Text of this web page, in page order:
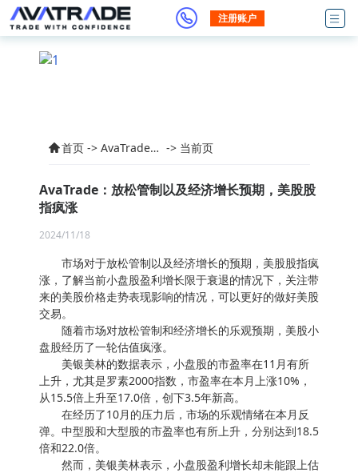
注册账户
首页 -> AvaTrade交 -> 当前页
AvaTrade：放松管制以及经济增长预期，美股股
指疯涨
2024/11/18
市场对于放松管制以及经济增长的预期，美股股指疯
涨，了解当前小盘股盈利增长限于衰退的情况下，关注带
来的美股价格走势表现影响的情况，可以更好的做好美股
交易。
随着市场对放松管制和经济增长的乐观预期，美股小
盘股经历了一轮估值疯涨。
美银美林的数据表示，小盘股的市盈率在11月有所
上升，尤其是罗素2000指数，市盈率在本月上涨10%，
从15.5倍上升至17.0倍，创下3.5年新高。
在经历了10月的压力后，市场的乐观情绪在本月反
弹。中型股和大型股的市盈率也有所上升，分别达到18.5
倍和22.0倍。
然而，美银美林表示，小盘股盈利增长却未能跟上估